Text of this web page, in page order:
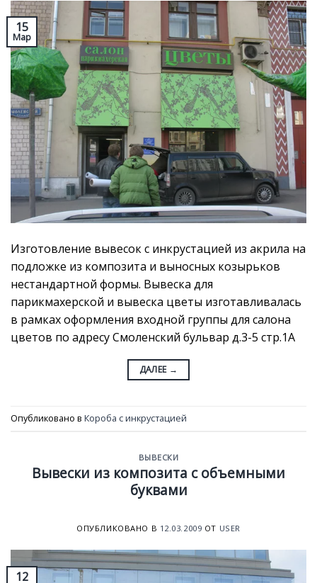
15
Мар
Изготовление вывесок с инкрустацией из акрила на
подложке из композита и выносных козырьков
нестандартной формы. Вывеска для
парикмахерской и вывеска цветы изготавливалась
в рамках оформления входной группы для салона
цветов по адресу Смоленский бульвар д.3-5 стр.1А
ДАЛЕЕ →
Опубликовано в Короба с инкрустацией
ВЫВЕСКИ
Вывески из композита с объемными
буквами
ОПУБЛИКОВАНО В 12.03.2009 ОТ USER
12